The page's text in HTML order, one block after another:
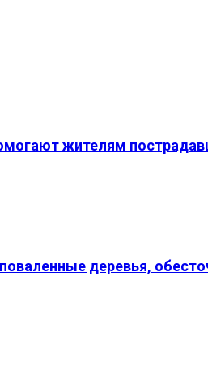
жителям
поваленные деревья,